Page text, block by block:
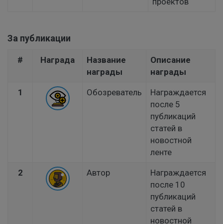
За публикации
# Награда
Название
награды
Описание
награды
1 Обозреватель
Награждается
после 5
публикаций
статей в
новостной
ленте
2 Автор
Награждается
после 10
публикаций
статей в
новостной